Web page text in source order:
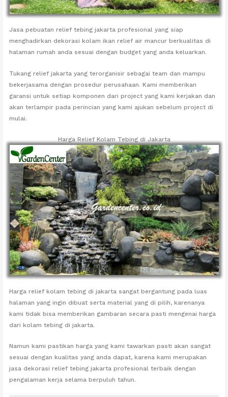
Jasa pebuatan relief tebing jakarta profesional yang siap
menghadirkan dekorasi kolam ikan relief air mancur berkualitas di
halaman rumah anda sesuai dengan budget yang anda keluarkan.
Tukang relief jakarta yang terorganisir sebagai team dan mampu
bekerjasama dengan prosedur perusahaan. Kami memberikan
garansi untuk setiap komponen dari project yang kami kerjakan dan
akan terlampir pada perincian yang kami ajukan sebelum project di
mulai.
Harga Relief Kolam Tebing di Jakarta
Harga relief kolam tebing di jakarta sangat bergantung pada luas
halaman yang ingin dibuat serta material yang di pilih, karenanya
kami tidak bisa memberikan gambaran secara pasti mengenai harga
dari kolam tebing di jakarta.
Namun kami pastikan harga yang kami tawarkan pasti akan sangat
sesuai dengan kualitas yang anda dapat, karena kami merupakan
jasa dekorasi relief tebing jakarta profesional terbaik dengan
pengalaman kerja selama berpuluh tahun.